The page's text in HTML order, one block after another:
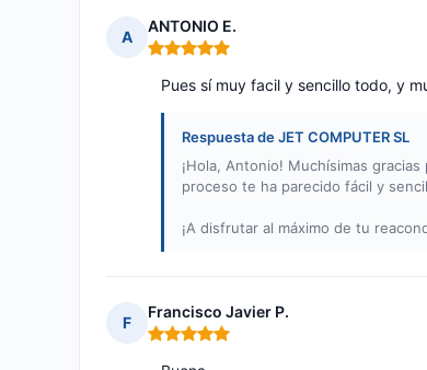
A
ANTONIO E.
Nota: 5 de 5
Pues sí muy facil y sencillo todo, y
Respuesta de JET COMPUTER SL
¡Hola, Antonio! Muchísimas
proceso te ha parecido fácil y
¡A disfrutar al máximo de tu
F
Francisco Javier P.
Nota: 5 de 5